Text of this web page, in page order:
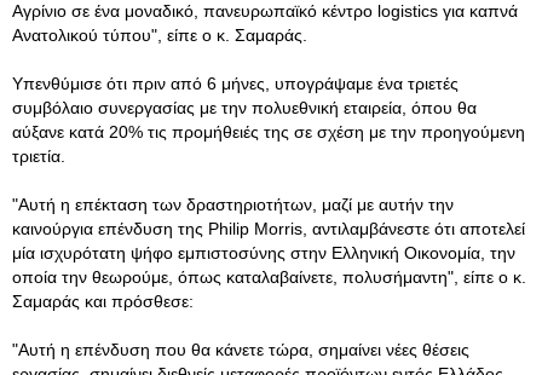
Αγρίνιο σε ένα μοναδικό, πανευρωπαϊκό κέντρο logistics για καπνά
Ανατολικού τύπου", είπε ο κ. Σαμαράς.
Υπενθύμισε ότι πριν από 6 μήνες, υπογράψαμε ένα τριετές
συμβόλαιο συνεργασίας με την πολυεθνική εταιρεία, όπου θα
αύξανε κατά 20% τις προμήθειές της σε σχέση με την προηγούμενη
τριετία.
"Αυτή η επέκταση των δραστηριοτήτων, μαζί με αυτήν την
καινούργια επένδυση της Philip Morris, αντιλαμβάνεστε ότι αποτελεί
μία ισχυρότατη ψήφο εμπιστοσύνης στην Ελληνική Οικονομία, την
οποία την θεωρούμε, όπως καταλαβαίνετε, πολυσήμαντη", είπε ο κ.
Σαμαράς και πρόσθεσε:
"Αυτή η επένδυση που θα κάνετε τώρα, σημαίνει νέες θέσεις